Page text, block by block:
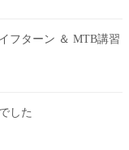
フターン ＆ MTB講習
した